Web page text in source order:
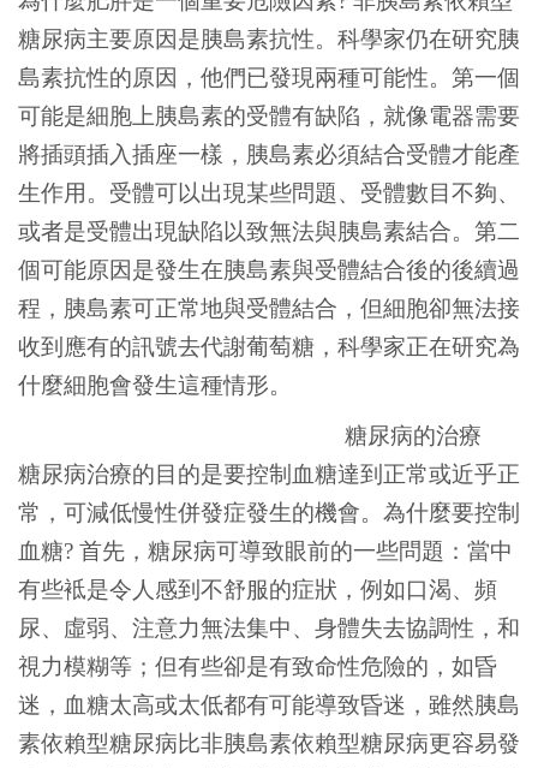
糖尿病主要原因是胰島素抗性。科學家仍在研究胰
島素抗性的原因，他們已發現兩種可能性。第一個
可能是細胞上胰島素的受體有缺陷，就像電器需要
將插頭插入插座一樣，胰島素必須結合受體才能產
生作用。受體可以出現某些問題、受體數目不夠、
或者是受體出現缺陷以致無法與胰島素結合。第二
個可能原因是發生在胰島素與受體結合後的後續過
程，胰島素可正常地與受體結合，但細胞卻無法接
收到應有的訊號去代謝葡萄糖，科學家正在研究為
什麼細胞會發生這種情形。
糖尿病的治療
糖尿病治療的目的是要控制血糖達到正常或近乎正
常，可減低慢性併發症發生的機會。為什麼要控制
血糖? 首先，糖尿病可導致眼前的一些問題：當中
有些袛是令人感到不舒服的症狀，例如口渴、頻
尿、虛弱、注意力無法集中、身體失去協調性，和
視力模糊等；但有些卻是有致命性危險的，如昏
迷，血糖太高或太低都有可能導致昏迷，雖然胰島
素依賴型糖尿病比非胰島素依賴型糖尿病更容易發